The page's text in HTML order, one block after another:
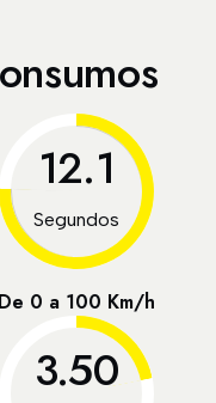
12.1
Segundos
De 0 a 100 Km/h
3.50